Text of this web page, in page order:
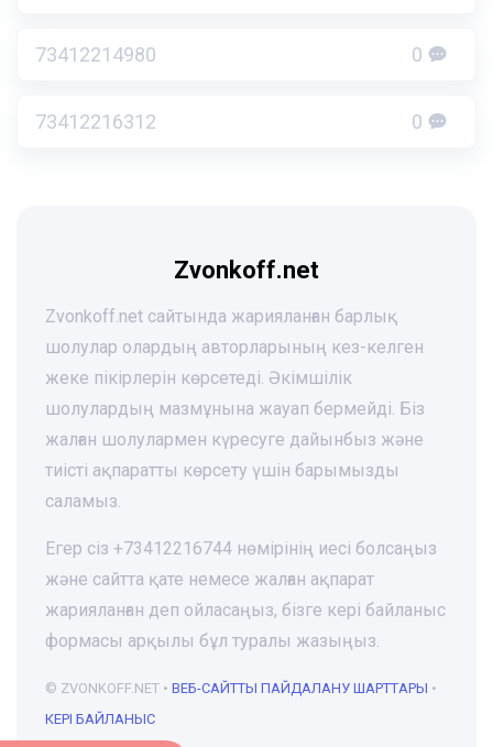
73412214980 0
73412216312 0
Zvonkoff.net
Zvonkoff.net сайтында жарияланған барлық
шолулар олардың авторларының кез-келген
жеке пікірлерін көрсетеді. Әкімшілік
шолулардың мазмұнына жауап бермейді. Біз
жалған шолулармен күресуге дайынбыз және
тиісті ақпаратты көрсету үшін барымызды
саламыз.
Егер сіз +73412216744 нөмірінің иесі болсаңыз
және сайтта қате немесе жалған ақпарат
жарияланған деп ойласаңыз, бізге кері байланыс
формасы арқылы бұл туралы жазыңыз.
© ZVONKOFF.NET • ВЕБ-CАЙТТЫ ПАЙДАЛАНУ ШАРТТАРЫ •
КЕРІ БАЙЛАНЫС